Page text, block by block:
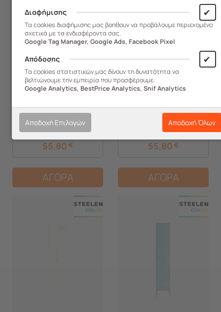
452.03428
STEELEN COLOR Μεταλλική
Ντουλάπα 40x45x50cm
Χώρου με Πόδια Mustard
Άμεση Παραλαβή
55,80 €
ΑΓΟΡΑ
452.03429
STEELEN COLOR Μεταλλική
Ντουλάπα 40x45x50cm
Χώρου με Πόδια Mint
Άμεση Παραλαβή
55,80 €
ΑΓΟΡΑ
Διαφήμισης ✔
Τα cookies διαφήμισης μας βοηθουν να προβάλουμε περιεχομένο
σχετικά με τα ενδιαφέροντα σας.
Google Tag Manager, Google Ads, Facebook Pixel
Απόδοσης ✔
Τα cookies στατιστικών μας δίνουν τη δυνατότητα να
βελτιώνουμε την εμπειρία που προσφέρουμε.
Google Analytics, BestPrice Analytics, Snif Analytics
Αποδοχή Επιλογών Αποδοχή Όλων